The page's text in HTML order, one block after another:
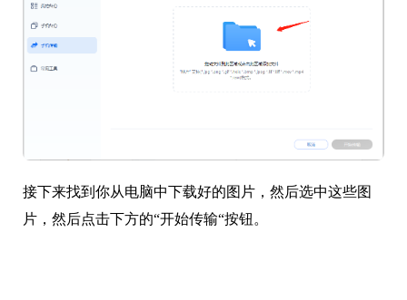
接下来找到你从电脑中下载好的图片，然后选中这些图
片，然后点击下方的“开始传输“按钮。